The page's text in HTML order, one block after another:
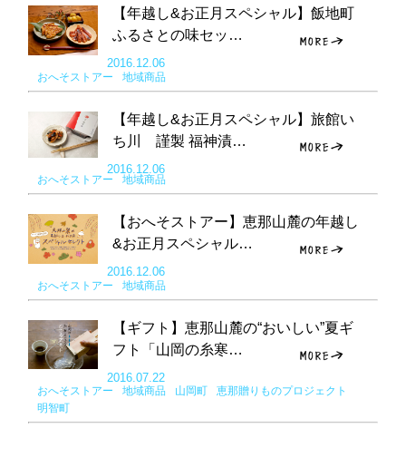
【年越し&お正月スペシャル】飯地町
ふるさとの味セッ…
2016.12.06
おへそストアー 地域商品
【年越し&お正月スペシャル】旅館い
ち川 謹製 福神漬…
2016.12.06
おへそストアー 地域商品
【おへそストアー】恵那山麓の年越し
&お正月スペシャル…
2016.12.06
おへそストアー 地域商品
【ギフト】恵那山麓の“おいしい”夏ギ
フト「山岡の糸寒…
2016.07.22
おへそストアー 地域商品 山岡町
恵那贈りものプロジェクト
明智町